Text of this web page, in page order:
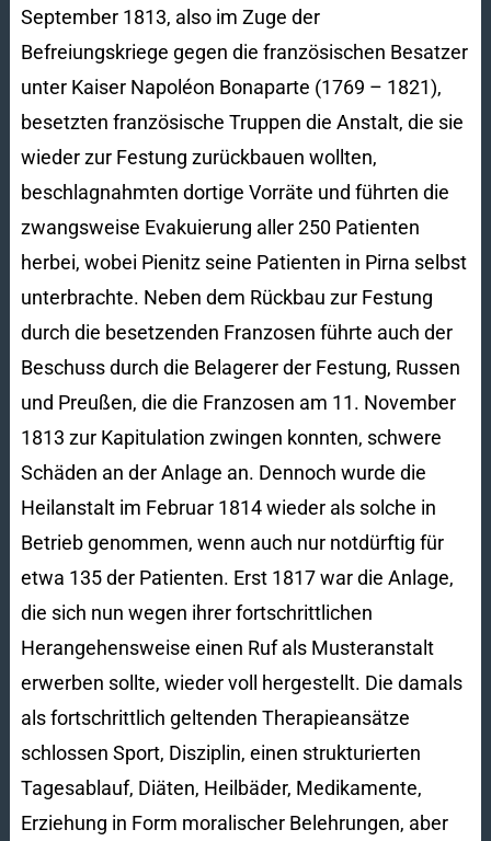
September 1813, also im Zuge der
Befreiungskriege gegen die französischen Besatzer
unter Kaiser Napoléon Bonaparte (1769 – 1821),
besetzten französische Truppen die Anstalt, die sie
wieder zur Festung zurückbauen wollten,
beschlagnahmten dortige Vorräte und führten die
zwangsweise Evakuierung aller 250 Patienten
herbei, wobei Pienitz seine Patienten in Pirna selbst
unterbrachte. Neben dem Rückbau zur Festung
durch die besetzenden Franzosen führte auch der
Beschuss durch die Belagerer der Festung, Russen
und Preußen, die die Franzosen am 11. November
1813 zur Kapitulation zwingen konnten, schwere
Schäden an der Anlage an. Dennoch wurde die
Heilanstalt im Februar 1814 wieder als solche in
Betrieb genommen, wenn auch nur notdürftig für
etwa 135 der Patienten. Erst 1817 war die Anlage,
die sich nun wegen ihrer fortschrittlichen
Herangehensweise einen Ruf als Musteranstalt
erwerben sollte, wieder voll hergestellt. Die damals
als fortschrittlich geltenden Therapieansätze
schlossen Sport, Disziplin, einen strukturierten
Tagesablauf, Diäten, Heilbäder, Medikamente,
Erziehung in Form moralischer Belehrungen, aber